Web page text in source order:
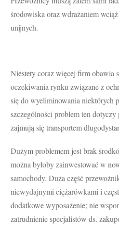
środowiska oraz wdrażaniem
unijnych.
Niestety coraz więcej firm obawia
oczekiwania rynku związane z
się do wyeliminowania niektórych
szczególności problem ten
zajmują się transportem
Dużym problemem jest brak
można byłoby zainwestować w
samochody. Duża część
niewydajnymi ciężarówkami i
dodatkowe wyposażenie; nie
zatrudnienie specjalistów ds.